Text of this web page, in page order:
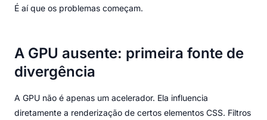
É aí que os problemas começam.
A GPU ausente: primeira fonte de
divergência
A GPU não é apenas um acelerador. Ela influencia
diretamente a renderização de certos elementos CSS. Filtros